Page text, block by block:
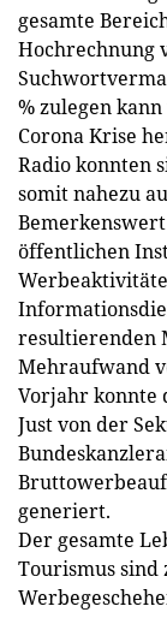
gesamte
Hochrechnung
% zulegen
Corona Krise
Radio konnten
somit nahezu
öffentlichen
resultierenden
Mehraufwand
Vorjahr konnte
Just von der
generiert.
Der gesamte
Tourismus sind